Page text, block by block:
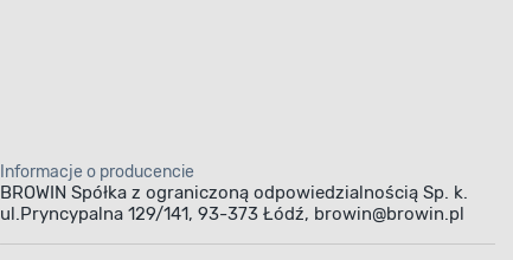
Informacje o producencie
BROWIN Spółka z ograniczoną odpowiedzialnością Sp. k.
ul.Pryncypalna 129/141, 93-373 Łódź, browin@browin.pl